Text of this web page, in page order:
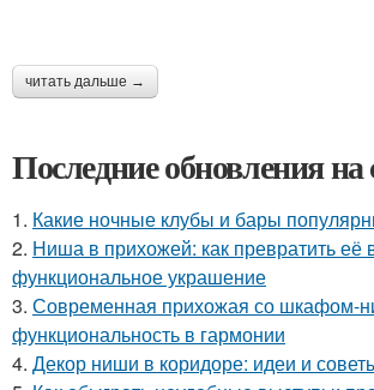
читать дальше →
Последние обновления на
1. Какие ночные клубы и бары
2. Ниша в прихожей: как превратить её
функциональное украшение
3. Современная прихожая со шкафом-
функциональность в гармонии
4. Декор ниши в коридоре: идеи и